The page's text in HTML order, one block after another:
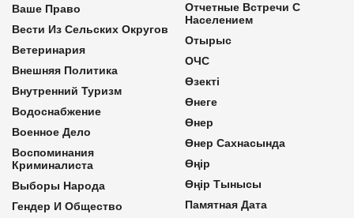
Ваше Право
Вести Из Сельских Округов
Ветеринария
Внешняя Политика
Внутренний Туризм
Водоснабжение
Военное Дело
Воспоминания
Криминалиста
Выборы Народа
Гендер И Общество
Отчетные Встречи С
Населением
Отырыс
ОЧС
Өзекті
Өнеге
Өнер
Өнер Сахнасында
Өңір
Өңір Тынысы
Памятная Дата